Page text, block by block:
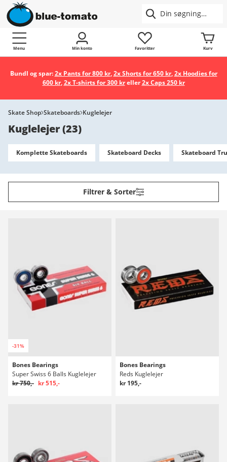
Menu Min konto Favoritter Kurv
Bundl og spar:2x Pants for 800 kr,2x Shorts for 650 kr,2x Hoodies for
600 kr,2x T-shirts for 300 kreller2x Caps 250 kr
Skate Shop Skateboards Kuglelejer
Kuglelejer(23)
Komplette Skateboards Skateboard Decks Skateboard
Filtrer & Sorter
-31%
Bones Bearings
Super Swiss 6 Balls Kuglelejer
kr 750,- kr 515,-
Bones Bearings
Reds Kuglelejer
kr 195,-